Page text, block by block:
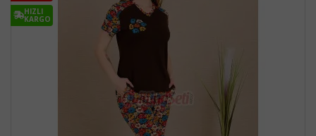
HIZLI
KARGO